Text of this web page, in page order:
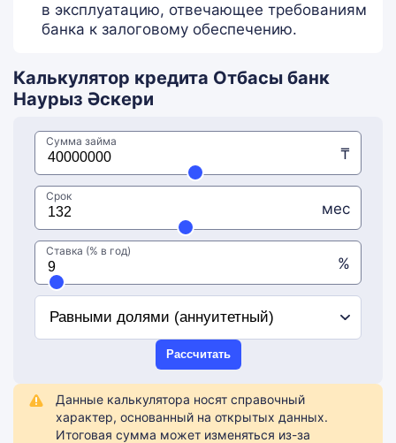
в эксплуатацию, отвечающее требованиям
банка к залоговому обеспечению.
Калькулятор кредита Отбасы банк
Наурыз Әскери
Сумма займа
₸
Срок
мес
Ставка (% в год)
%
Рассчитать
Данные калькулятора носят справочный
характер, основанный на открытых данных.
Итоговая сумма может изменяться из-за